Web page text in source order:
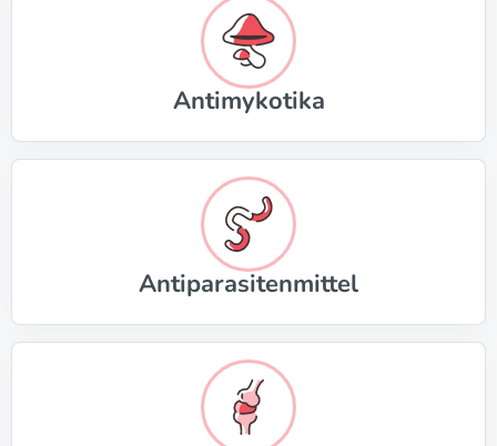
Antimykotika
Antiparasitenmittel